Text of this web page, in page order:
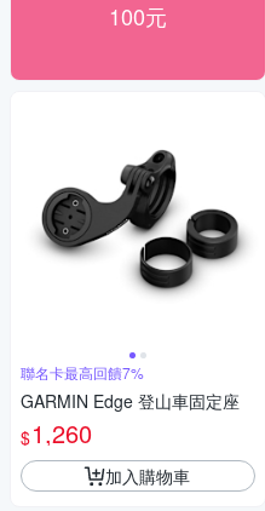
100元
聯名卡最高回饋7%
GARMIN Edge 登山車固定座
$1,260
加入購物車